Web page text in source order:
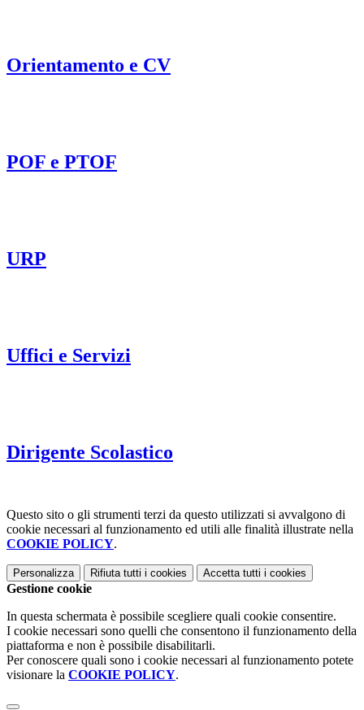
Orientamento e CV
POF e PTOF
URP
Uffici e Servizi
Dirigente Scolastico
Questo sito o gli strumenti terzi da questo utilizzati si avvalgono di
cookie necessari al funzionamento ed utili alle finalità illustrate nella
COOKIE POLICY.
Personalizza Rifiuta tutti i cookies Accetta tutti i cookies
Gestione cookie
In questa schermata è possibile scegliere quali cookie consentire.
I cookie necessari sono quelli che consentono il funzionamento della
piattaforma e non è possibile disabilitarli.
Per conoscere quali sono i cookie necessari al funzionamento potete
visionare la COOKIE POLICY.